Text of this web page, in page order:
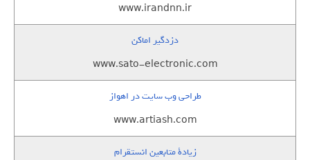
www.irandnn.ir
دزدگیر اماکن
www.sato-electronic.com
طراحی وب سایت در اهواز
www.artiash.com
زيادة متابعين انستقرام